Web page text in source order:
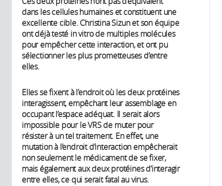
dans les cellules humaines et constituent une
excellente cible. Christina Sizun et son équipe
ont déjà testé in vitro de multiples molécules
pour empêcher cette interaction, et ont pu
sélectionner les plus prometteuses d’entre
elles.
Elles se fixent à l’endroit où les deux protéines
interagissent, empêchant leur assemblage en
occupant l’espace adéquat. Il serait alors
impossible pour le VRS de muter pour
résister à un tel traitement. En effet, une
mutation à l’endroit d’interaction empêcherait
non seulement le médicament de se fixer,
mais également aux deux protéines d’interagir
entre elles, ce qui serait fatal au virus.